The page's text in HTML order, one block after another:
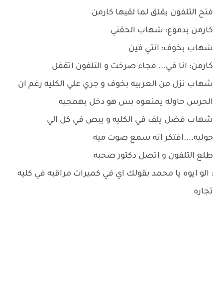
فتح التلفون بقلق لما لقيها كارمن
كارمن بدموع: شهاب الحقني
شهاب بخوف: انتي فين
كارمن: انا في... فجاء صرخت و التلفون اتقفل
شهاب نزل من العربيه بخوف و جري علي الكليه رغم ان
الحرس حاوله يمنعوه بس هو دخل بهمجيه
شهاب فضل يلف في الكليه و يبص في كل الي
حوليه....افتكر انه سمع صوت ميه
طلع التلفون و اتصل دكتور صحبه
: الو ايوه يا محمد بقولك اي في كميرات مراقبه في كليه
تجاره